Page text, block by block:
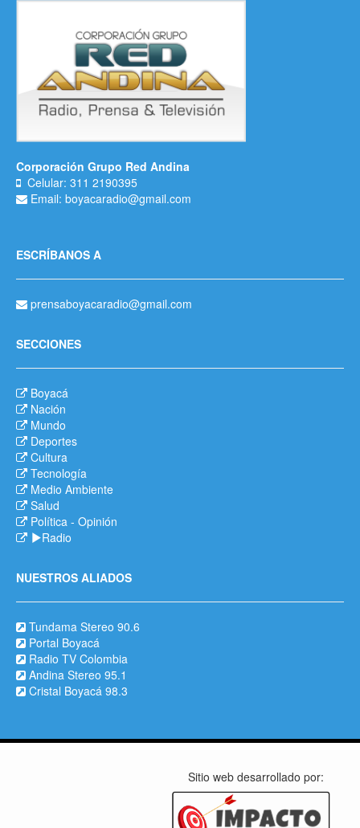
Corporación Grupo Red Andina
Celular: 311 2190395
Email: boyacaradio@gmail.com
ESCRÍBANOS A
prensaboyacaradio@gmail.com
SECCIONES
Boyacá
Nación
Mundo
Deportes
Cultura
Tecnología
Medio Ambiente
Salud
Política - Opinión
Radio
NUESTROS ALIADOS
Tundama Stereo 90.6
Portal Boyacá
Radio TV Colombia
Andina Stereo 95.1
Cristal Boyacá 98.3
Sitio web desarrollado por: